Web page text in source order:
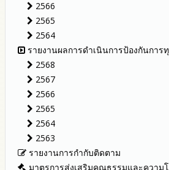
รายงานผลปี 2564
คู่มือหรือแนวทางการปฏิบัติงานของเจ้
คู่มือหรือแนวทางการขอรับบริการสำห
ติดต่อ
ระบบการให้บริการผ่านช่องทางออนไล
My Office
My School
SL-WEB
BRSS
ทุจริตของสำนักงานเขตพื้นที่การศึกษา ป
2566
2565
2564
รายงานผลการดำเนินการป้องกันการ
2568
2567
2566
2565
2564
2563
รายงานการกำกับติดตาม
มาตรการส่งเสริมคุณธรรมและความ